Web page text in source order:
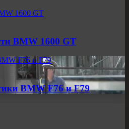
1600 GT
BMW 1600 GT
F76 и F79
BMW F76 и F79